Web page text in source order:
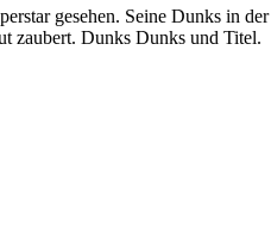
gesehen. Seine Dunks in
zaubert. Dunks Dunks und Titel.